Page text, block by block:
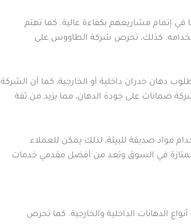
في إتمام مشاريعهم بكفاءة عالية. كما تهتم
كذلك، تحرص شركة الطاووس على
دهان جدران داخلية أو الخارجية، كما أن الشركة
ضمانات على جودة الدهان، مما يزيد من ثقة
مواد صديقة للبيئة، لذلك يمكن للعملاء
ممتازة في السوق وتعد من أفضل مقدمي خدمات
الدهانات الداخلية والخارجية. كما تحرص